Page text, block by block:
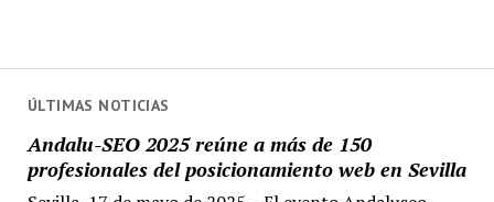
ÚLTIMAS NOTICIAS
Andalu-SEO 2025 reúne a más de 150
profesionales del posicionamiento web en Sevilla